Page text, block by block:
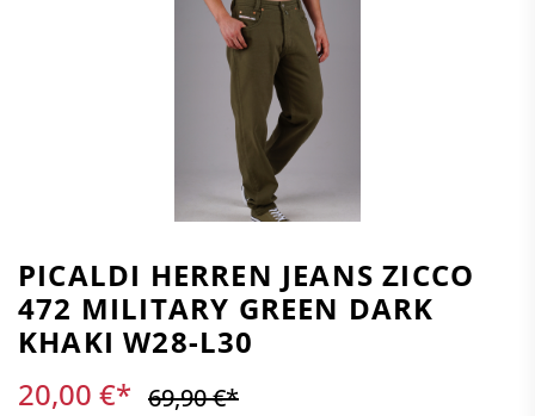
PICALDI HERREN JEANS ZICCO
472 MILITARY GREEN DARK
KHAKI W28-L30
20,00 €* 69,90 €*